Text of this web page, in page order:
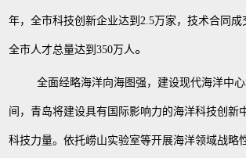
年，全市科技创新企业达到2.5万家，技术合同成
全市人才总量达到350万人。
全面经略海洋向海图强，建设现代海洋中
间，青岛将建设具有国际影响力的海洋科技创新
科技力量。依托崂山实验室等开展海洋领域战略